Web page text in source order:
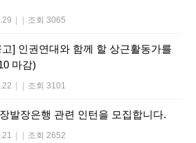
| | 조회 3065
] 인권연대와 함께 할 상근활동가를
마감)
| | 조회 3101
발장은행 관련 인턴을 모집합니다.
| | 조회 2652